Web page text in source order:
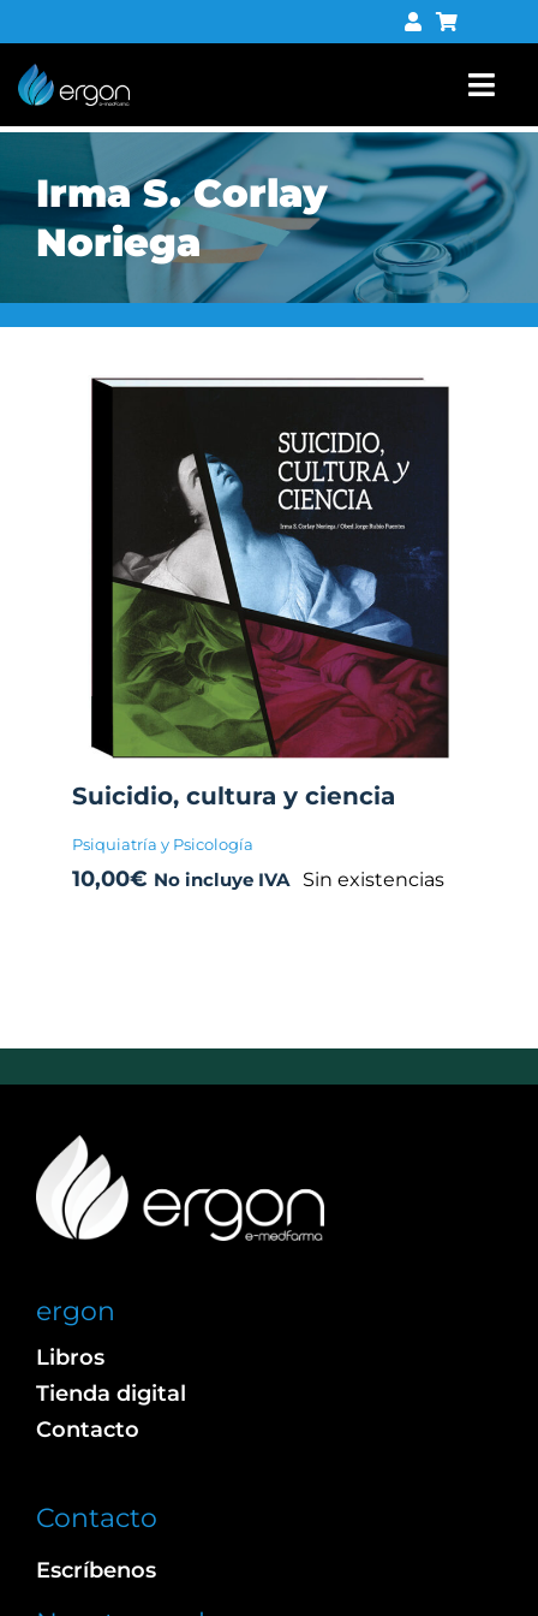
al
contenido
Tienda digital
Irma S. Corlay
Noriega
Suicidio, cultura y ciencia
Psiquiatría y Psicología
10,00€ No incluye IVA Sin existencias
ergon
Libros
Tienda digital
Contacto
Contacto
Escríbenos